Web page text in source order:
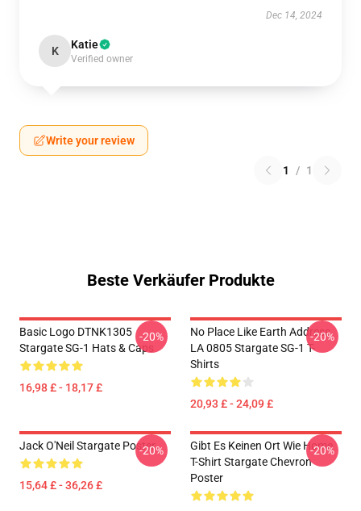
Dec 14, 2024
K Katie
Verified owner
Write your review
1 / 1
Beste Verkäufer Produkte
Basic Logo DTNK1305
Stargate SG-1 Hats & Caps
16,98 £ - 18,17 £
-20%
No Place Like Earth Address
LA 0805 Stargate SG-1 T-
Shirts
20,93 £ - 24,09 £
-20%
Jack O'Neil Stargate Poster
15,64 £ - 36,26 £
-20%
Gibt Es Keinen Ort Wie Home
T-Shirt Stargate Chevron
Poster
-20%